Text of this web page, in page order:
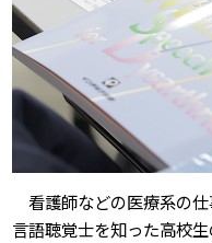
看護師などの医療系の
言語聴覚士を知った高校